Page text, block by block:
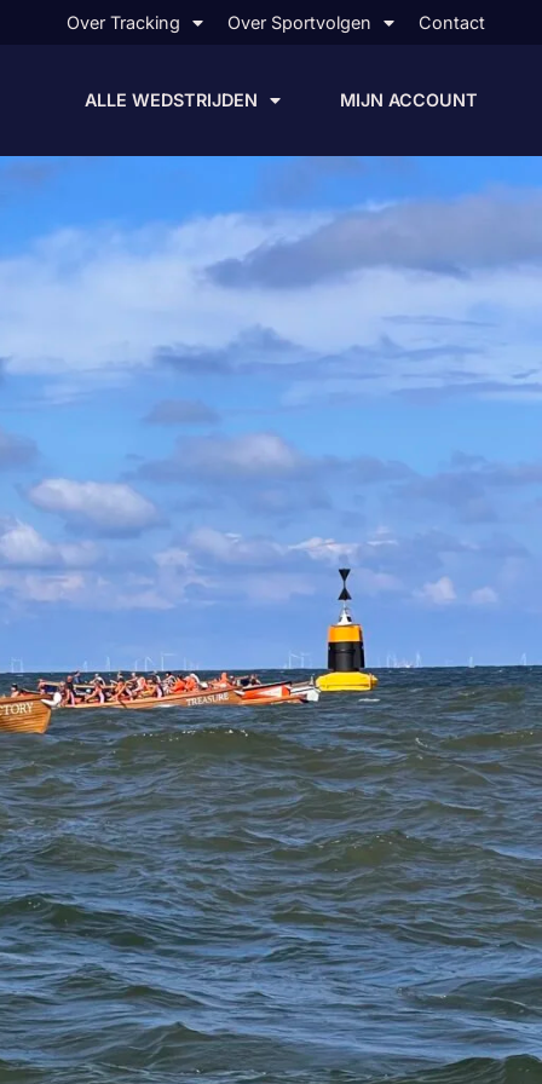
Over Tracking Over Sportvolgen Contact
ALLE WEDSTRIJDEN MIJN ACCOUNT